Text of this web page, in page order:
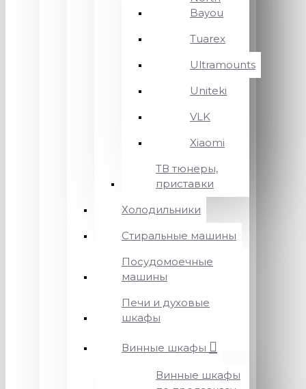
Bayou
Tuarex
Ultramounts
Uniteki
VLK
Xiaomi
ТВ тюнеры,
приставки
Холодильники
Стиральные машины
Посудомоечные
машины
Печи и духовые
шкафы
Винные шкафы
Винные шкафы